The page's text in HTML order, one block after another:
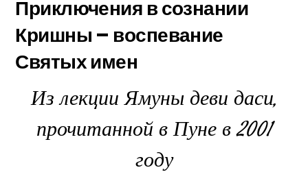
Приключения в сознании
Кришны – воспевание
Святых имен
Из лекции Ямуны деви даси,
прочитанной в Пуне в 2001
году